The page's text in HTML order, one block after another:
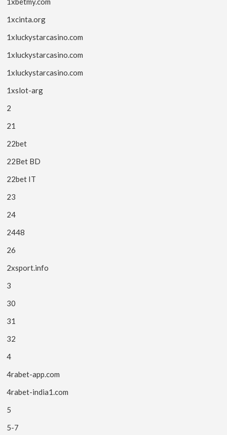
1xcinta.org
1xluckystarcasino.com
1xluckystarcasino.com
1xluckystarcasino.com
1xslot-arg
2
21
22bet
22Bet BD
22bet IT
23
24
2448
26
2xsport.info
3
30
31
32
4
4rabet-app.com
4rabet-india1.com
5
5-7